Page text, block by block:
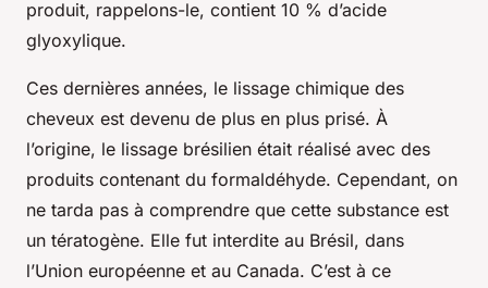
produit, rappelons-le, contient 10 % d’acide
glyoxylique.
Ces dernières années, le lissage chimique des
cheveux est devenu de plus en plus prisé. À
l’origine, le lissage brésilien était réalisé avec des
produits contenant du formaldéhyde. Cependant, on
ne tarda pas à comprendre que cette substance est
un tératogène. Elle fut interdite au Brésil, dans
l’Union européenne et au Canada. C’est à ce